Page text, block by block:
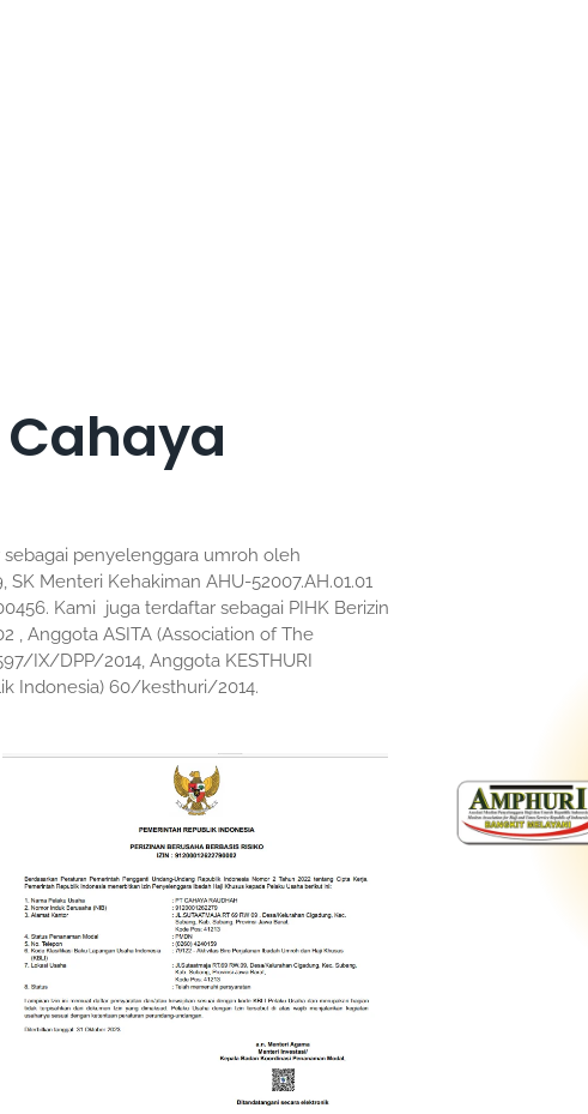
Cahaya
penyelenggara umroh oleh
Menteri Kehakiman AHU-52007.AH.01.01
Kami juga terdaftar sebagai PIHK Berizin
, Anggota ASITA (Association of The
IX/DPP/2014, Anggota KESTHURI
Indonesia) 60/kesthuri/2014.